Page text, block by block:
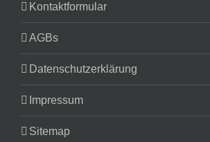
Kontaktformular
AGBs
Datenschutzerklärung
Impressum
Sitemap